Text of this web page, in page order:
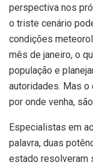
perspectiva nos
o triste cenário
condições
mês de janeiro, o
população e
autoridades. Mas o
por onde venha,
Especialistas em
palavra, duas
estado resolveram